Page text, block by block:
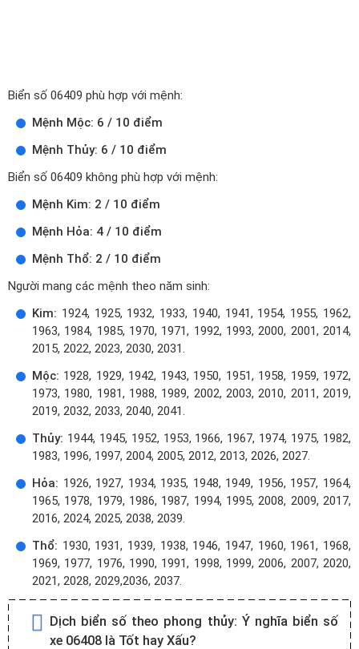
Biển số 06409 phù hợp với mệnh:
Mệnh Mộc: 6 / 10 điểm
Mệnh Thủy: 6 / 10 điểm
Biển số 06409 không phù hợp với mệnh:
Mệnh Kim: 2 / 10 điểm
Mệnh Hỏa: 4 / 10 điểm
Mệnh Thổ: 2 / 10 điểm
Người mang các mệnh theo năm sinh:
Kim: 1924, 1925, 1932, 1933, 1940, 1941, 1954, 1955, 1962,
1963, 1984, 1985, 1970, 1971, 1992, 1993, 2000, 2001, 2014,
2015, 2022, 2023, 2030, 2031.
Mộc: 1928, 1929, 1942, 1943, 1950, 1951, 1958, 1959, 1972,
1973, 1980, 1981, 1988, 1989, 2002, 2003, 2010, 2011, 2019,
2019, 2032, 2033, 2040, 2041.
Thủy: 1944, 1945, 1952, 1953, 1966, 1967, 1974, 1975, 1982,
1983, 1996, 1997, 2004, 2005, 2012, 2013, 2026, 2027.
Hỏa: 1926, 1927, 1934, 1935, 1948, 1949, 1956, 1957, 1964,
1965, 1978, 1979, 1986, 1987, 1994, 1995, 2008, 2009, 2017,
2016, 2024, 2025, 2038, 2039.
Thổ: 1930, 1931, 1939, 1938, 1946, 1947, 1960, 1961, 1968,
1969, 1977, 1976, 1990, 1991, 1998, 1999, 2006, 2007, 2020,
2021, 2028, 2029,2036, 2037.
Dịch biển số theo phong thủy: Ý nghĩa biển số
xe 06408 là Tốt hay Xấu?